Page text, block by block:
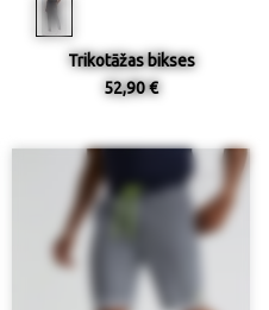
Trikotāžas bikses
52,90 €